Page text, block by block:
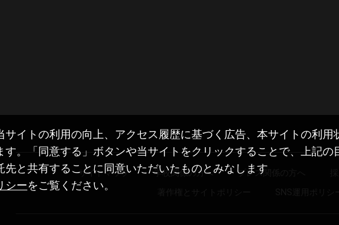
サイトの利用の向上、アクセス履歴に基づく広告、本サイトの利
す。「同意する」ボタンや当サイトをクリックすることで、上記
先と共有することに同意いただいたものとみなします
シーをご覧ください。
サイトマップ 学校関係の方へ プレス関係の方へ